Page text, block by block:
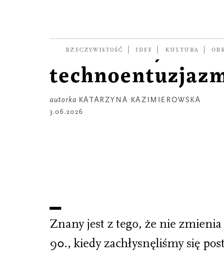
RZECZYWISTOŚĆ IDEE KULTURA
kaznodzieja
autorka KATARZYNA KAZIMIEROWSKA
3.06.2026
Znany jest z tego, że nie
90., kiedy zachłysnęliśmy się